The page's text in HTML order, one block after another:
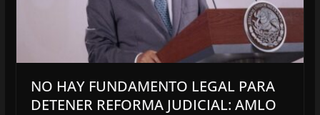
NO HAY FUNDAMENTO LEGAL PARA
DETENER REFORMA JUDICIAL: AMLO